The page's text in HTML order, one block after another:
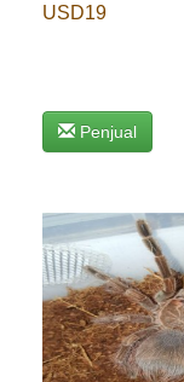
USD19
Penjual